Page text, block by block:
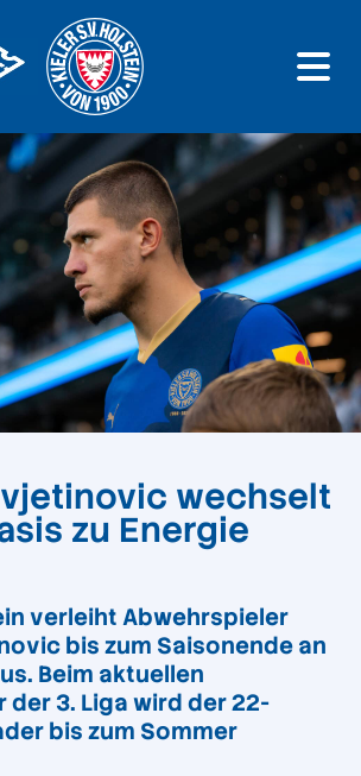
wechselt
zu Energie
verleiht Abwehrspieler
bis zum Saisonende an
Beim aktuellen
der 3. Liga wird der 22-
bis zum Sommer